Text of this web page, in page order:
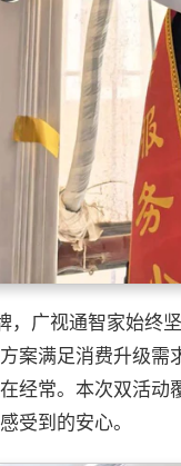
，广视通智家始终
案满足消费升级
经常。本次双活
受到的安心。